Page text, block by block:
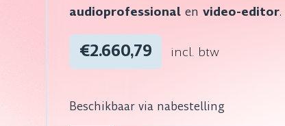
audioprofessional envideo-editor.
€2.660,79 incl. btw
Beschikbaar via nabestelling